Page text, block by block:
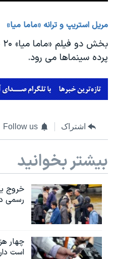
مریل استریپ و ترانه «ماما میا»
پرده سینماها می رود.
اشتراک Follow us
بیشتر بخوانید
خروج
رسمی
چهار
است